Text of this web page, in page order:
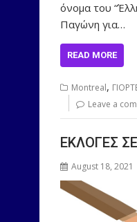
όνομα του
Παγώνη για…
READ MORE
Montreal,
Leave a
ΕΚΛΟΓΕΣ
August 18, 2021